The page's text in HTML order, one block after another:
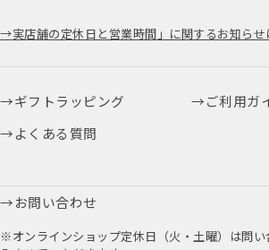
実店舗の定休日と営業時間」に関するお知らせ
ギフトラッピング
ご利用ガ
よくある質問
お問い合わせ
※オンラインショップ定休日（火・土曜）は問い